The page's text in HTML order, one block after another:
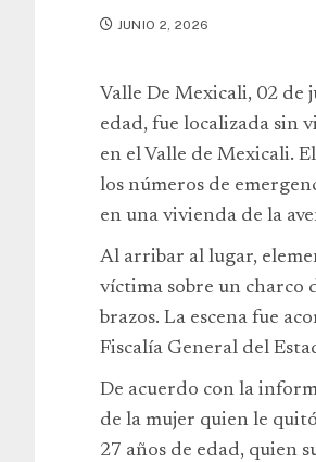
JUNIO 2, 2026
Valle De Mexicali, 02 de
edad, fue localizada sin
en el Valle de Mexicali.
los números de
en una vivienda de la
Al arribar al lugar,
víctima sobre un charco
brazos. La escena fue
Fiscalía General del
De acuerdo con la
de la mujer quien le
27 años de edad, quien